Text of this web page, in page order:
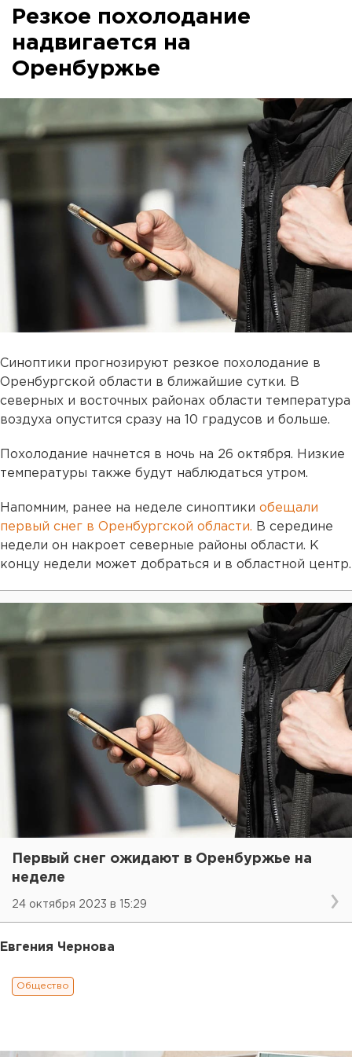
Резкое похолодание
надвигается на
Оренбуржье
Синоптики прогнозируют резкое похолодание в
Оренбургской области в ближайшие сутки. В
северных и восточных районах области температура
воздуха опустится сразу на 10 градусов и больше.
Похолодание начнется в ночь на 26 октября. Низкие
температуры также будут наблюдаться утром.
Напомним, ранее на неделе синоптики обещали
первый снег в Оренбургской области. В середине
недели он накроет северные районы области. К
концу недели может добраться и в областной центр.
Первый снег ожидают в Оренбуржье на
неделе
24 октября 2023 в 15:29
Евгения Чернова
Общество